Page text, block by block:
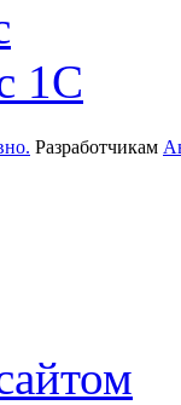
1С
Разработчикам